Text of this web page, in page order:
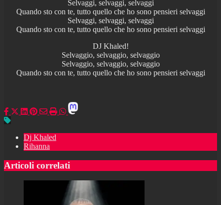
Selvaggi, selvaggi, selvaggi
Quando sto con te, tutto quello che ho sono pensieri selvaggi
Selvaggi, selvaggi, selvaggi
Quando sto con te, tutto quello che ho sono pensieri selvaggi
DJ Khaled!
Selvaggio, selvaggio, selvaggio
Selvaggio, selvaggio, selvaggio
Quando sto con te, tutto quello che ho sono pensieri selvaggi
Dj Khaled
Rihanna
Articoli correlati